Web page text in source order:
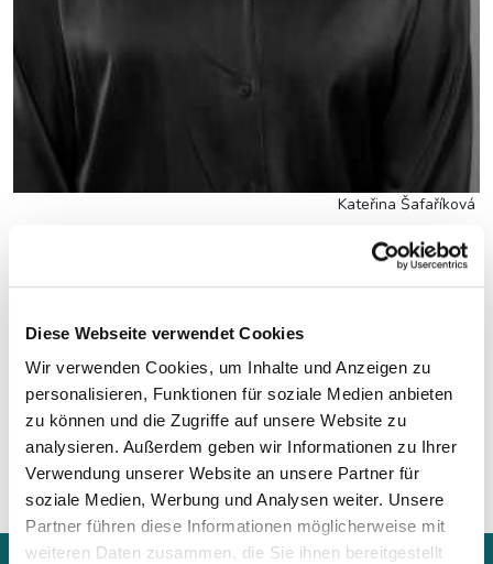
Diese Webseite verwendet Cookies
Wir verwenden Cookies, um Inhalte und Anzeigen zu
personalisieren, Funktionen für soziale Medien anbieten
zu können und die Zugriffe auf unsere Website zu
analysieren. Außerdem geben wir Informationen zu Ihrer
Verwendung unserer Website an unsere Partner für
soziale Medien, Werbung und Analysen weiter. Unsere
Partner führen diese Informationen möglicherweise mit
weiteren Daten zusammen, die Sie ihnen bereitgestellt
Kateřina Šafaříková
(49), Czech journalist, staff writer and a
Aktuálně.cz., former reporter at RESPEKT Weekly. Alumni of
CFPJ in Paris and Charles University in Prague. Specialist on
Czech foreign policy + EU, European affairs. National Press
Prize winner.